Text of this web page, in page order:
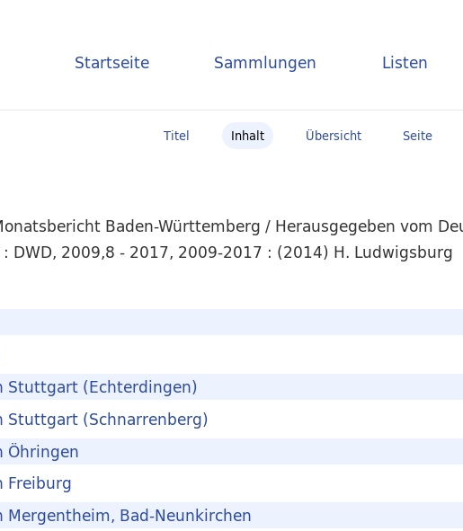
Startseite Sammlungen Listen
Titel Inhalt Übersicht Seite
Baden-Württemberg / Herausgegeben vom
DWD, 2009,8 - 2017, 2009-2017 : (2014) H. Ludwigsburg
Stuttgart (Echterdingen)
Stuttgart (Schnarrenberg)
Öhringen
Freiburg
Bad-Neunkirchen